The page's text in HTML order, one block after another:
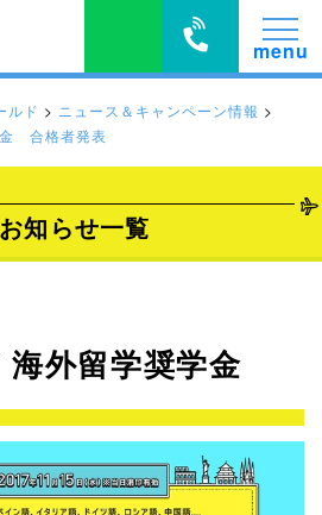
ルド > ニュース＆キャンペーン情報 >
合格者発表
お知らせ一覧
海外留学奨学金